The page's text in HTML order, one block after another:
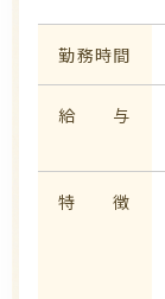
勤務時間
給 与
特 徴